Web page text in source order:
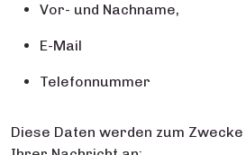
Vor- und Nachname,
E-Mail
Telefonnummer
Diese Daten werden zum